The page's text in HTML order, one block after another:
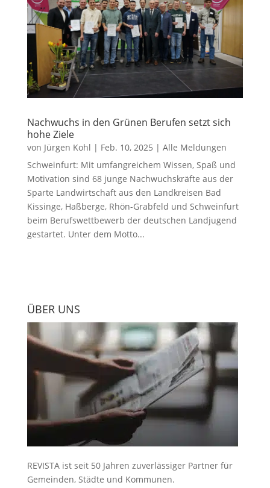
Nachwuchs in den Grünen Berufen setzt sich
hohe Ziele
von Jürgen Kohl | Feb. 10, 2025 | Alle Meldungen
Schweinfurt: Mit umfangreichem Wissen, Spaß und
Motivation sind 68 junge Nachwuchskräfte aus der
Sparte Landwirtschaft aus den Landkreisen Bad
Kissinge, Haßberge, Rhön-Grabfeld und Schweinfurt
beim Berufswettbewerb der deutschen Landjugend
gestartet. Unter dem Motto...
ÜBER UNS
REVISTA ist seit 50 Jahren zuverlässiger Partner für
Gemeinden, Städte und Kommunen.